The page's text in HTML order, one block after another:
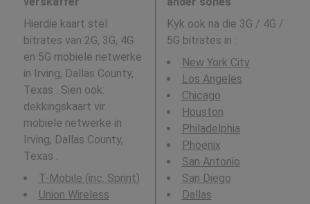
Hierdie kaart stel
bitrates van 2G, 3G, 4G
en 5G mobiele netwerke
in Irving, Dallas County,
Texas . Sien ook:
dekkingskaart vir
mobiele netwerke in
Irving, Dallas County,
Texas .
T-Mobile (inc. Sprint)
Union Wireless
Kyk ook na die 3G / 4G /
5G bitrates in :
New York City
Los Angeles
Chicago
Houston
Philadelphia
Phoenix
San Antonio
San Diego
Dallas